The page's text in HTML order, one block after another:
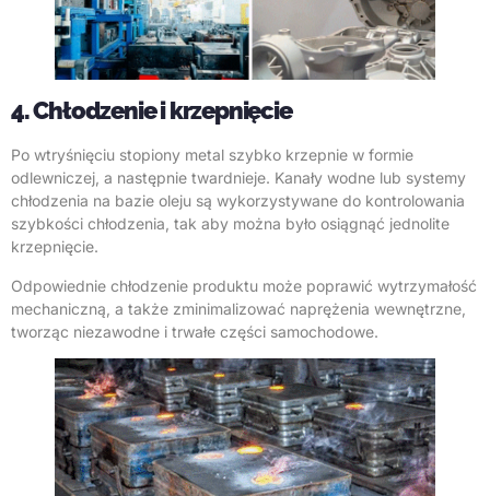
4. Chłodzenie i krzepnięcie
Po wtryśnięciu stopiony metal szybko krzepnie w formie
odlewniczej, a następnie twardnieje. Kanały wodne lub systemy
chłodzenia na bazie oleju są wykorzystywane do kontrolowania
szybkości chłodzenia, tak aby można było osiągnąć jednolite
krzepnięcie.
Odpowiednie chłodzenie produktu może poprawić wytrzymałość
mechaniczną, a także zminimalizować naprężenia wewnętrzne,
tworząc niezawodne i trwałe części samochodowe.